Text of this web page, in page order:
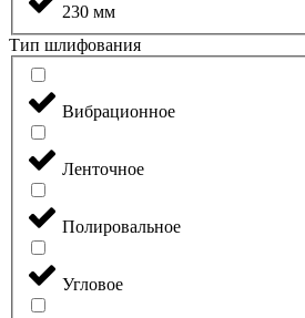
230 мм
Тип шлифования
Вибрационное
Ленточное
Полировальное
Угловое